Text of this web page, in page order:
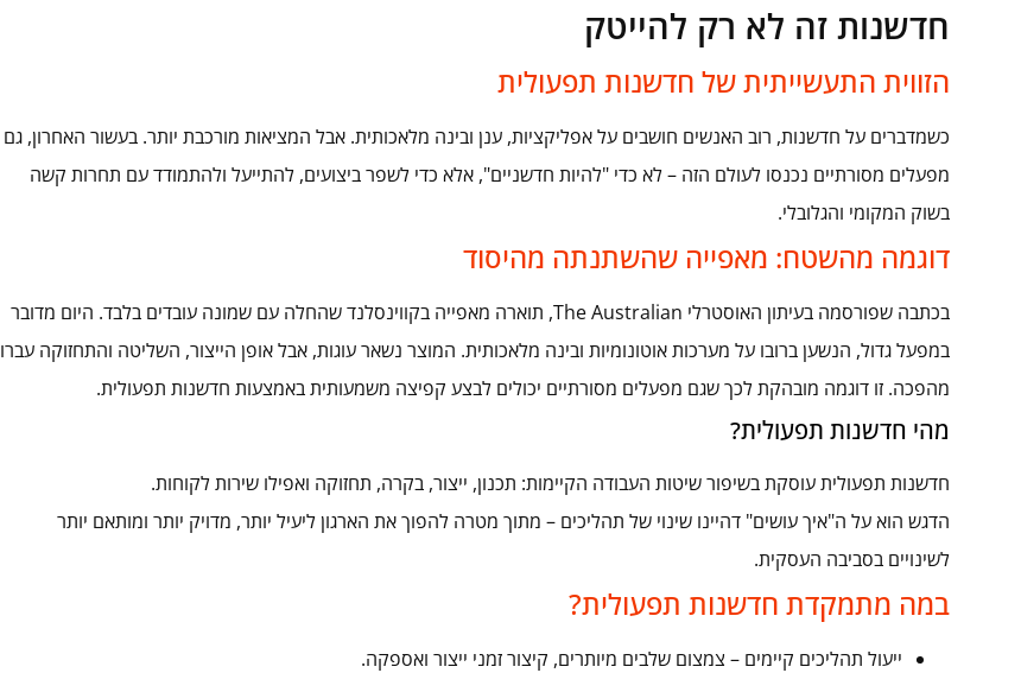
חדשנות זה לא רק להייטק
הזווית התעשייתית של חדשנות תפעולית
כשמדברים על חדשנות, רוב האנשים חושבים על אפליקציות, ענן ובינה מלאכותית. אבל המציאות מורכבת יותר. בעשור האחרון, גם
מפעלים מסורתיים נכנסו לעולם הזה – לא כדי "להיות חדשניים", אלא כדי לשפר ביצועים, להתייעל ולהתמודד עם תחרות קשה
בשוק המקומי והגלובלי.
דוגמה מהשטח: מאפייה שהשתנתה מהיסוד
בכתבה שפורסמה בעיתון האוסטרלי The Australian, תוארה מאפייה בקווינסלנד שהחלה עם שמונה עובדים בלבד. היום מדובר
במפעל גדול, הנשען ברובו על מערכות אוטונומיות ובינה מלאכותית. המוצר נשאר עוגות, אבל אופן הייצור, השליטה והתחזוקה עברו
מהפכה. זו דוגמה מובהקת לכך שגם מפעלים מסורתיים יכולים לבצע קפיצה משמעותית באמצעות חדשנות תפעולית.
מהי חדשנות תפעולית?
חדשנות תפעולית עוסקת בשיפור שיטות העבודה הקיימות: תכנון, ייצור, בקרה, תחזוקה ואפילו שירות לקוחות.
הדגש הוא על ה"איך עושים" דהיינו שינוי של תהליכים – מתוך מטרה להפוך את הארגון ליעיל יותר, מדויק יותר ומותאם יותר
לשינויים בסביבה העסקית.
במה מתמקדת חדשנות תפעולית?
ייעול תהליכים קיימים – צמצום שלבים מיותרים, קיצור זמני ייצור ואספקה.